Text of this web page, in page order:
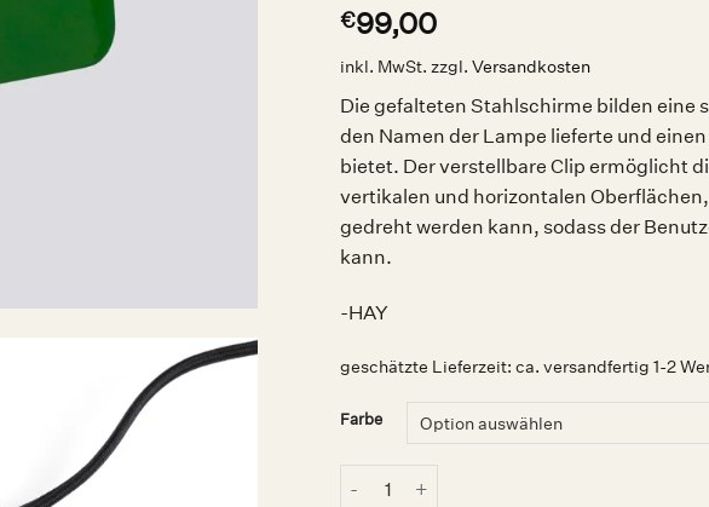
€99,00
inkl. MwSt. zzgl. Versandkosten
Die gefalteten Stahlschirme bilden eine
den Namen der Lampe lieferte und
bietet. Der verstellbare Clip ermöglicht
vertikalen und horizontalen
gedreht werden kann, sodass der
kann.
-HAY
geschätzte Lieferzeit: ca. versandfertig 1-2
Farbe